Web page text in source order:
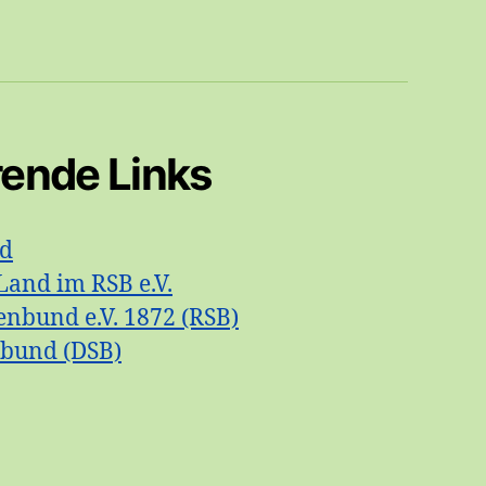
Links
im RSB e.V.
e.V. 1872 (RSB)
(DSB)